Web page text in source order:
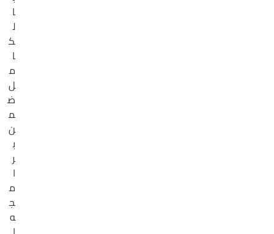
ا
ل
ك
ا
م
ل
ض
م
ن
ب
ر
ا
م
ج
ه